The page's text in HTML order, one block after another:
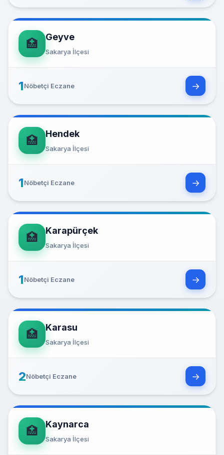
🏥 Geyve
Sakarya İlçesi
1Nöbetçi Eczane →
🏥 Hendek
Sakarya İlçesi
1Nöbetçi Eczane →
🏥 Karapürçek
Sakarya İlçesi
1Nöbetçi Eczane →
🏥 Karasu
Sakarya İlçesi
2Nöbetçi Eczane →
🏥 Kaynarca
Sakarya İlçesi